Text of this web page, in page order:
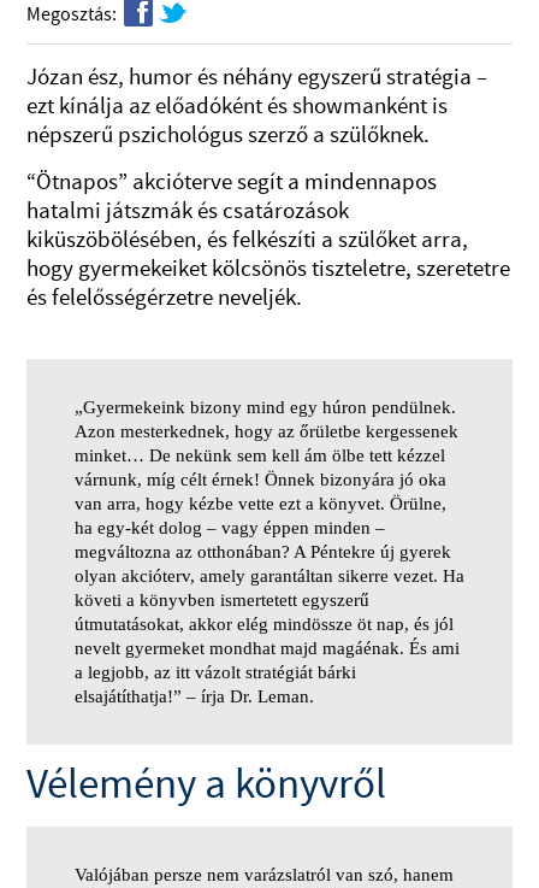
Megosztás: ft
Józan ész, humor és néhány egyszerű stratégia –
ezt kínálja az előadóként és showmanként is
népszerű pszichológus szerző a szülőknek.
“Ötnapos” akcióterve segít a mindennapos
hatalmi játszmák és csatározások
kiküszöbölésében, és felkészíti a szülőket arra,
hogy gyermekeiket kölcsönös tiszteletre, szeretetre
és felelősségérzetre neveljék.
„Gyermekeink bizony mind egy húron pendülnek.
Azon mesterkednek, hogy az őrületbe kergessenek
minket… De nekünk sem kell ám ölbe tett kézzel
várnunk, míg célt érnek! Önnek bizonyára jó oka
van arra, hogy kézbe vette ezt a könyvet. Örülne,
ha egy-két dolog – vagy éppen minden –
megváltozna az otthonában? A Péntekre új gyerek
olyan akcióterv, amely garantáltan sikerre vezet. Ha
követi a könyvben ismertetett egyszerű
útmutatásokat, akkor elég mindössze öt nap, és jól
nevelt gyermeket mondhat majd magáénak. És ami
a legjobb, az itt vázolt stratégiát bárki
elsajátíthatja!” – írja Dr. Leman.
Vélemény a könyvről
Valójában persze nem varázslatról van szó, hanem